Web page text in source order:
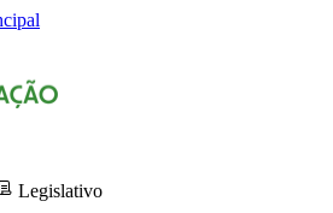
Legislativo